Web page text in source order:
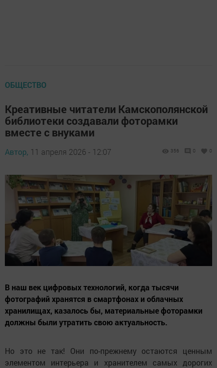
ОБЩЕСТВО
Креативные читатели Камскополянской
библиотеки создавали фоторамки
вместе с внуками
Автор, 11 апреля 2026 - 12:07 356 0 0
В наш век цифровых технологий, когда тысячи
фотографий хранятся в смартфонах и облачных
хранилищах, казалось бы, материальные фоторамки
должны были утратить свою актуальность.
Но это не так! Они по-прежнему остаются ценным
элементом интерьера и хранителем самых дорогих